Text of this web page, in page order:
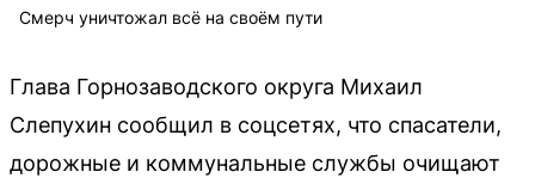
Смерч уничтожал всё на своём пути
Глава Горнозаводского округа Михаил
Слепухин сообщил в соцсетях, что спасатели,
дорожные и коммунальные службы очищают